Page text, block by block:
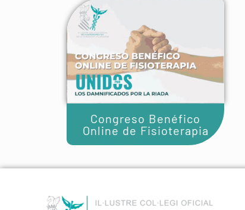
Congreso Benéfico
Online de Fisioterapia